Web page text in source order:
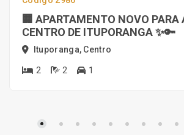
🏢 APARTAMENTO NOVO PARA
CENTRO DE ITUPORANGA ✨🔑
Ituporanga, Centro
2 2 1